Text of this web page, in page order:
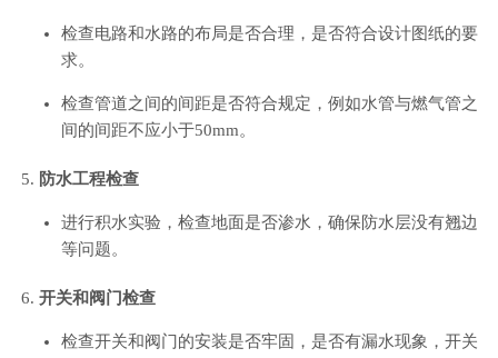
检查电路和水路的布局是否合理，是否符合设计图纸的要
求。
检查管道之间的间距是否符合规定，例如水管与燃气管之
间的间距不应小于50mm。
防水工程检查
进行积水实验，检查地面是否渗水，确保防水层没有翘边
等问题。
开关和阀门检查
检查开关和阀门的安装是否牢固，是否有漏水现象，开关